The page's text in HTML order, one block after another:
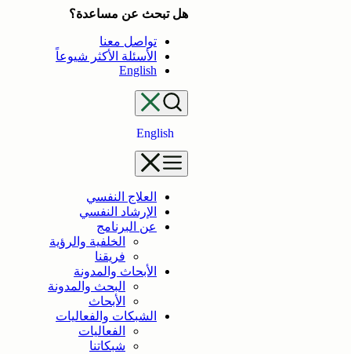
هل تبحث عن مساعدة؟
تواصل معنا
الأسئلة الأكثر شيوعاً
English
English
العلاج النفسي
الإرشاد النفسي
عن البرنامج
الخلفية والرؤية
فريقنا
الأبحاث والمدونة
البحث والمدونة
الأبحاث
الشبكات والفعاليات
الفعاليات
شبكاتنا